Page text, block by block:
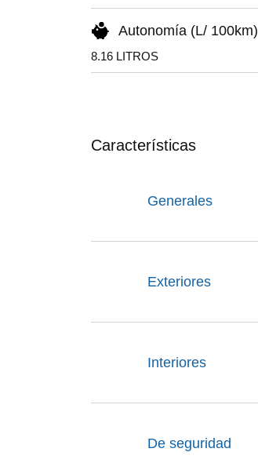
Autonomía (L/ 100km)
8.16 LITROS
Características
Generales
Exteriores
Interiores
De seguridad